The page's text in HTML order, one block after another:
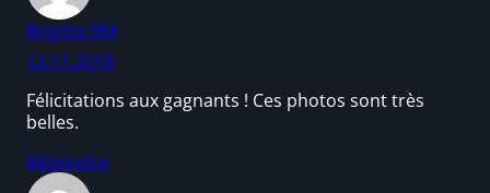
Brigitte RM
12.11.2018
Félicitations aux gagnants ! Ces photos sont très
belles.
Répondre